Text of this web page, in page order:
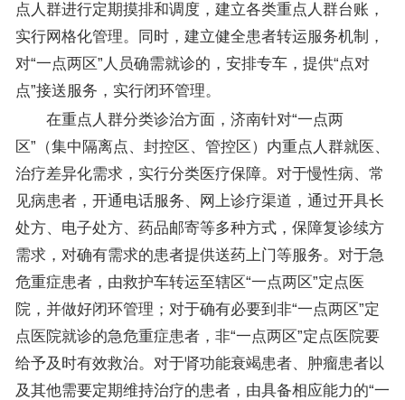
点人群进行定期摸排和调度，建立各类重点人群台账，
实行网格化管理。同时，建立健全患者转运服务机制，
对“一点两区”人员确需就诊的，安排专车，提供“点对
点”接送服务，实行闭环管理。
在重点人群分类诊治方面，济南针对“一点两
区”（集中隔离点、封控区、管控区）内重点人群就医、
治疗差异化需求，实行分类医疗保障。对于慢性病、常
见病患者，开通电话服务、网上诊疗渠道，通过开具长
处方、电子处方、药品邮寄等多种方式，保障复诊续方
需求，对确有需求的患者提供送药上门等服务。对于急
危重症患者，由救护车转运至辖区“一点两区”定点医
院，并做好闭环管理；对于确有必要到非“一点两区”定
点医院就诊的急危重症患者，非“一点两区”定点医院要
给予及时有效救治。对于肾功能衰竭患者、肿瘤患者以
及其他需要定期维持治疗的患者，由具备相应能力的“一